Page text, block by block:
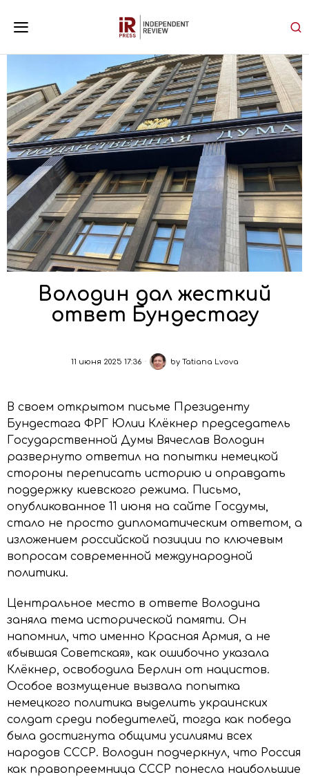
Володин дал жесткий
ответ Бундестагу
11 июня 2025 17:36 by Tatiana Lvova
В своем открытом письме Президенту
Бундестага ФРГ Юлии Клёкнер председатель
Государственной Думы Вячеслав Володин
развернуто ответил на попытки немецкой
стороны переписать историю и оправдать
поддержку киевского режима. Письмо,
опубликованное 11 июня на сайте Госдумы,
стало не просто дипломатическим ответом, а
изложением российской позиции по ключевым
вопросам современной международной
политики.
Центральное место в ответе Володина
заняла тема исторической памяти. Он
напомнил, что именно Красная Армия, а не
«бывшая Советская», как ошибочно указала
Клёкнер, освободила Берлин от нацистов.
Особое возмущение вызвала попытка
немецкого политика выделить украинских
солдат среди победителей, тогда как победа
была достигнута общими усилиями всех
народов СССР. Володин подчеркнул, что Россия
как правопреемница СССР понесла наибольшие